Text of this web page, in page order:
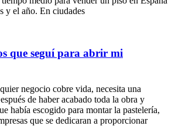
y el año. En ciudades
que seguí para abrir mi
negocio cobre vida, necesita una
de haber acabado toda la obra y
había escogido para montar la pastelería,
que se dedicaran a proporcionar